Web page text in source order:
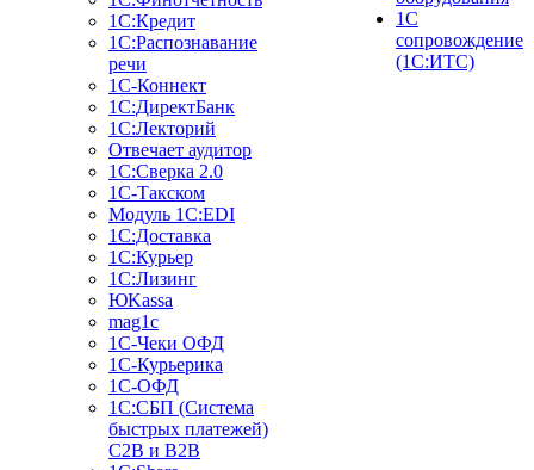
1С:Кредит
1С:Распознавание
речи
1С-Коннект
1С:ДиректБанк
1С:Лекторий
Отвечает аудитор
1С:Сверка 2.0
1С-Такском
Модуль 1C:EDI
1С:Доставка
1С:Курьер
1С:Лизинг
ЮKassa
mag1c
1С-Чеки ОФД
1С-Курьерика
1С-ОФД
1С:СБП (Система
быстрых платежей)
C2B и B2B
1С
сопровождение
(1С:ИТС)